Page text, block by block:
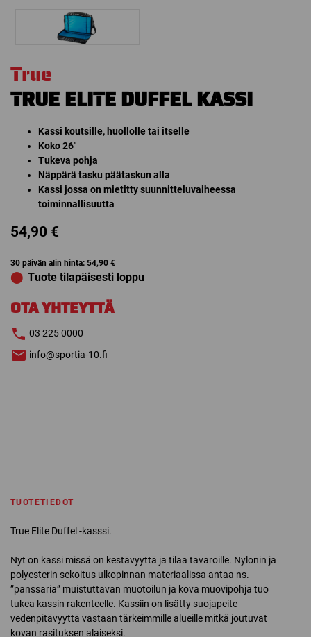
True
TRUE ELITE DUFFEL KASSI
Kassi koutsille, huollolle tai itselle
Koko 26″
Tukeva pohja
Näppärä tasku päätaskun alla
Kassi jossa on mietitty suunnitteluvaiheessa
toiminnallisuutta
54,90 €
30 päivän alin hinta: 54,90 €
⬤ Tuote tilapäisesti loppu
OTA YHTEYTTÄ
03 225 0000
info@sportia-10.fi
TUOTETIEDOT
True Elite Duffel -kasssi.
Nyt on kassi missä on kestävyyttä ja tilaa tavaroille. Nylonin ja
polyesterin sekoitus ulkopinnan materiaalissa antaa ns.
”panssaria” muistuttavan muotoilun ja kova muovipohja tuo
tukea kassin rakenteelle. Kassiin on lisätty suojapeite
vedenpitävyyttä vastaan tärkeimmille alueille mitkä joutuvat
kovan rasituksen alaiseksi.